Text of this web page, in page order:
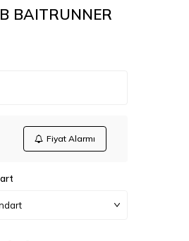
BAITRUNNER
Fiyat Alarmı